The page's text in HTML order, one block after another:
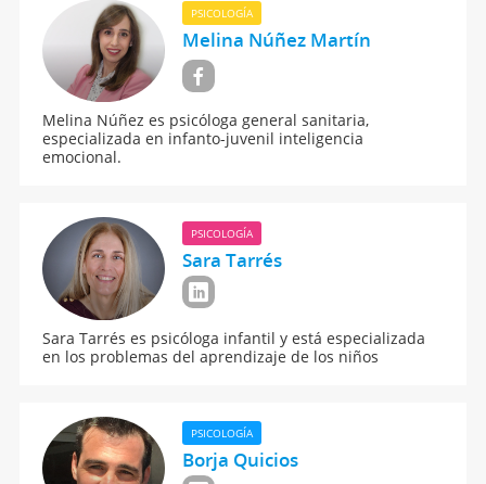
PSICOLOGÍA
Melina Núñez Martín
Melina Núñez es psicóloga general sanitaria,
especializada en infanto-juvenil inteligencia
emocional.
PSICOLOGÍA
Sara Tarrés
Sara Tarrés es psicóloga infantil y está especializada
en los problemas del aprendizaje de los niños
PSICOLOGÍA
Borja Quicios